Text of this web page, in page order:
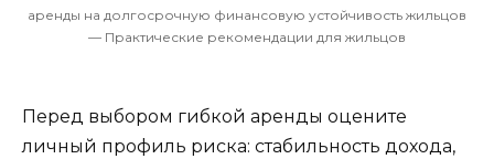
аренды на долгосрочную финансовую устойчивость жильцов
— Практические рекомендации для жильцов
Перед выбором гибкой аренды оцените
личный профиль риска: стабильность дохода,